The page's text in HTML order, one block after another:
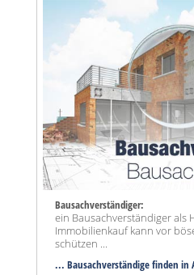
Bausachverständiger:
ein Bausachverständiger als
Immobilienkauf kann vor
schützen ...
... Bausachverständige finden in